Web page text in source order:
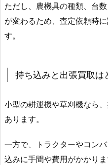
ただし、農機具の種類、台
が変わるため、査定依頼時
す。
持ち込みと出張買取は
小型の耕運機や草刈機なら
あります。
一方で、トラクターやコン
込みに手間や費用がかかり